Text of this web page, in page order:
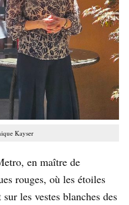
Kayser
en maître de
rouges, où les étoiles
les vestes blanches des